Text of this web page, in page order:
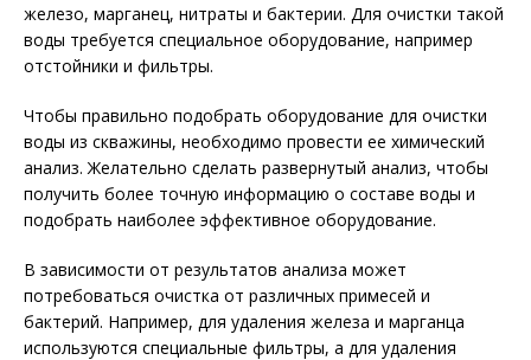
железо, марганец, нитраты и бактерии. Для очистки такой
воды требуется специальное оборудование, например
отстойники и фильтры.
Чтобы правильно подобрать оборудование для очистки
воды из скважины, необходимо провести ее химический
анализ. Желательно сделать развернутый анализ, чтобы
получить более точную информацию о составе воды и
подобрать наиболее эффективное оборудование.
В зависимости от результатов анализа может
потребоваться очистка от различных примесей и
бактерий. Например, для удаления железа и марганца
используются специальные фильтры, а для удаления